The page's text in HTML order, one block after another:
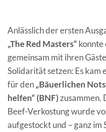
Anlässlich der ersten
„The Red Masters“ konnte
gemeinsam mit ihren
Solidarität setzen: Es kam
für den„Bäuerlichen
helfen“ (BNF)zusammen.
Beef-Verkostung wurde
aufgestockt und – ganz im